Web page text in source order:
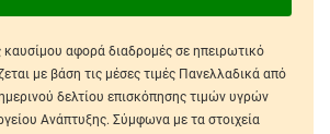
καυσίμου αφορά διαδρομές σε ηπειρωτικό
με βάση τις μέσες τιμές Πανελλαδικά από
δελτίου επισκόπησης τιμών υγρών
Ανάπτυξης. Σύμφωνα με τα στοιχεία